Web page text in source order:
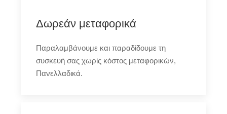
Δωρεάν μεταφορικά
Παραλαμβάνουμε και παραδίδουμε τη
συσκευή σας χωρίς κόστος μεταφορικών,
Πανελλαδικά.